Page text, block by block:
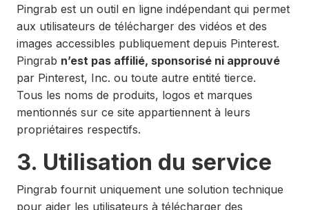
Pingrab est un outil en ligne indépendant qui permet
aux utilisateurs de télécharger des vidéos et des
images accessibles publiquement depuis Pinterest.
Pingrab n’est pas affilié, sponsorisé ni approuvé
par Pinterest, Inc. ou toute autre entité tierce.
Tous les noms de produits, logos et marques
mentionnés sur ce site appartiennent à leurs
propriétaires respectifs.
3. Utilisation du service
Pingrab fournit uniquement une solution technique
pour aider les utilisateurs à télécharger des